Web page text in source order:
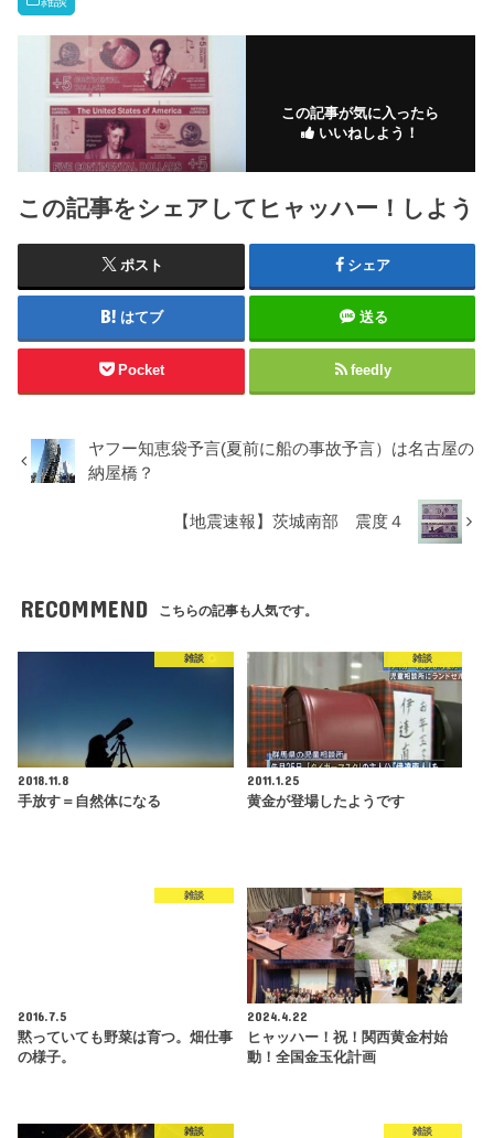
この記事が気に入ったら
いいねしよう！
この記事をシェアしてヒャッハー！しよう
ポスト シェア
はてブ 送る
Pocket feedly
ヤフー知恵袋予言(夏前に船の事故予言）は名古屋の
納屋橋？
【地震速報】茨城南部 震度４
RECOMMEND こちらの記事も人気です。
雑談
2018.11.8
手放す＝自然体になる
雑談
2011.1.25
黄金が登場したようです
雑談
2016.7.5
黙っていても野菜は育つ。畑仕事
の様子。
雑談
2024.4.22
ヒャッハー！祝！関西黄金村始
動！全国金玉化計画
雑談 雑談